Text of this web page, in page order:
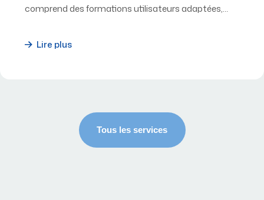
comprend des formations utilisateurs adaptées,…
Lire plus